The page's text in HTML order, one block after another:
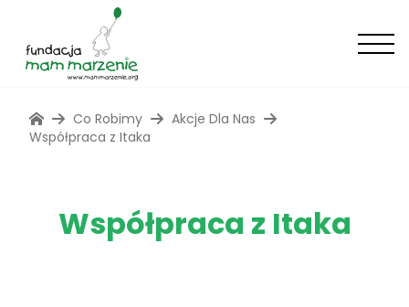
Co Robimy
Akcje Dla Nas
Współpraca z Itaka
Współpraca z Itaka